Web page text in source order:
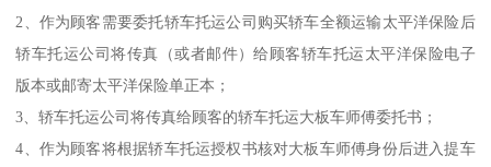
2、作为顾客需要委托轿车托运公司购买轿车全额运输太平洋保险后
轿车托运公司将传真（或者邮件）给顾客轿车托运太平洋保险电子
版本或邮寄太平洋保险单正本；
3、轿车托运公司将传真给顾客的轿车托运大板车师傅委托书；
4、作为顾客将根据轿车托运授权书核对大板车师傅身份后进入提车